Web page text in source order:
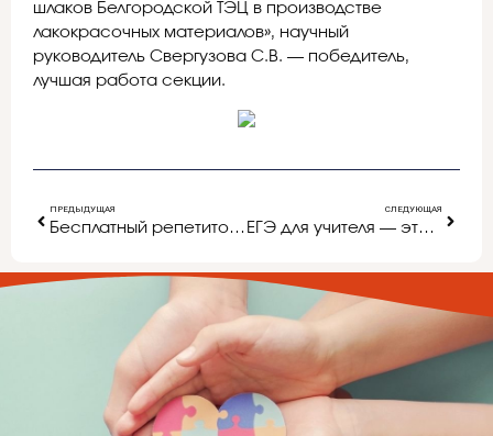
шлаков Белгородской ТЭЦ в производстве
лакокрасочных материалов», научный
руководитель Свергузова С.В. — победитель,
лучшая работа секции.
ПРЕДЫДУЩАЯ
Бесплатный репетитор: подготовка к ЕГЭ
СЛЕДУЮЩАЯ
ЕГЭ для учителя — это стимул для самосовершенствования